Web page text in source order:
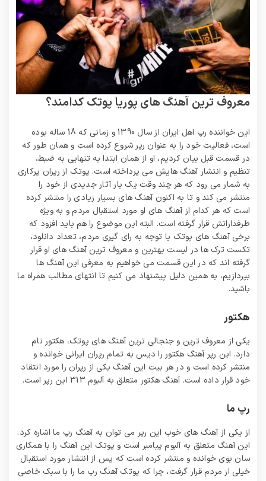
معروف ترین آهنگ های پوریا پوتک کدامند؟
این خواننده رپ اهل ایران از سال 1390 و زمانی که 18 ساله بوده
است، فعالیت خود را به عنوان رپر شروع کرده است و همان طور که
در قسمت قبل بیان کردیم، او از همان ابتدا به تنهایی به ضبط،
تنظیم و انتشار آهنگ هایش می پرداخته است. پوتک از رپران پرکاری
به شمار می رود که هر چند وقت یک بار آثار جدیدی از خود را
منتشر می‌ کند و تا به اکنون آهنگ های بسیار زیادی را منتشر کرده
است که هر کدام از آهنگ های او مورد استقبال مردم و به ویژه
طرفدارانش قرار گرفته است. البته این موضوع را هم باید افزود که
برخی آهنگ های پوتک با توجه به رای گیری مردم، تعداد دانلود،
تکست ترک ها در لیست بهترین و معروف ترین آهنگ های او قرار
گرفته اند که در این قسمت می خواهیم به معرفی این آهنگ ها
بپردازیم، به همین دلیل پیشنهاد می کنیم تا انتهای مطالب همراه ما
باشید.
هکتور
یکی از معروف ترین و جنجالی ترین آهنگ های پوتک، هکتور نام
دارد. این رپر آهنگ هکتور را دیس به تمام رپران ایرانی خوانده و
منتشر کرده است و در هر بیت این آهنگ یکی از رپران را مورد انتقاد
خود قرار داده است. آهنگ هکتور متعلق به آلبوم 313 این رپر است.
رپ ما
از یکی از آهنگ های خوب این رپر می توان به آهنگ رپ ما اشاره کرد.
این آهنگ متعلق به آلبوم پیامبر است و پوتک این آهنگ را با همکاری
سان بوی خوانده و منتشر کرده است که پس از انتشار مورد استقبال
خیلی از مردم قرار گرفت، چرا که پوتک آهنگ رپ ما را با سبک خاصی